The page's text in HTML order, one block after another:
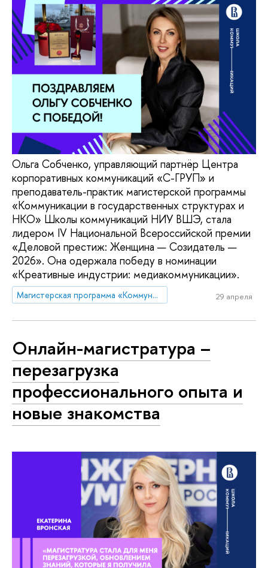
Ольга Собченко, управляющий партнёр Центра
корпоративных коммуникаций «С-ГРУП» и
преподаватель-практик магистерской программы
«Коммуникации в государственных структурах и
НКО» Школы коммуникаций НИУ ВШЭ, стала
лидером IV Национальной Всероссийской премии
«Деловой престиж: Женщина — Созидатель —
2026». Она одержала победу в номинации
«Креативные индустрии: медиакоммуникации».
Магистерская программа «Коммуникации в государственных структурах и НКО» 29 апреля
Онлайн-магистратура –
перезагрузка
профессионального опыта и
новые знакомства